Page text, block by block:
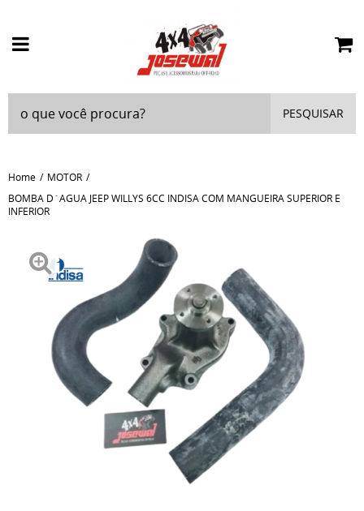
PESQUISAR
Home
MOTOR
BOMBA D´AGUA JEEP WILLYS 6CC INDISA COM MANGUEIRA SUPERIOR E
INFERIOR